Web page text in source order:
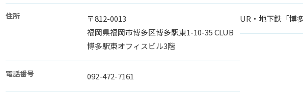
住所
〒812-0013
福岡県福岡市博多区博多駅東1-10-35 CLUB
博多駅東オフィスビル3階
電話番号 092-472-7161
UR・地下鉄「博